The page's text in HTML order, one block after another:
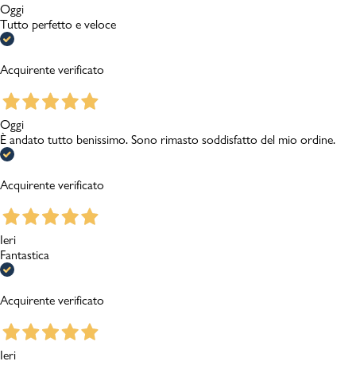
Oggi
Tutto perfetto e veloce
Acquirente verificato
Oggi
È andato tutto benissimo. Sono rimasto soddisfatto del mio ordine.
Acquirente verificato
Ieri
Fantastica
Acquirente verificato
Ieri